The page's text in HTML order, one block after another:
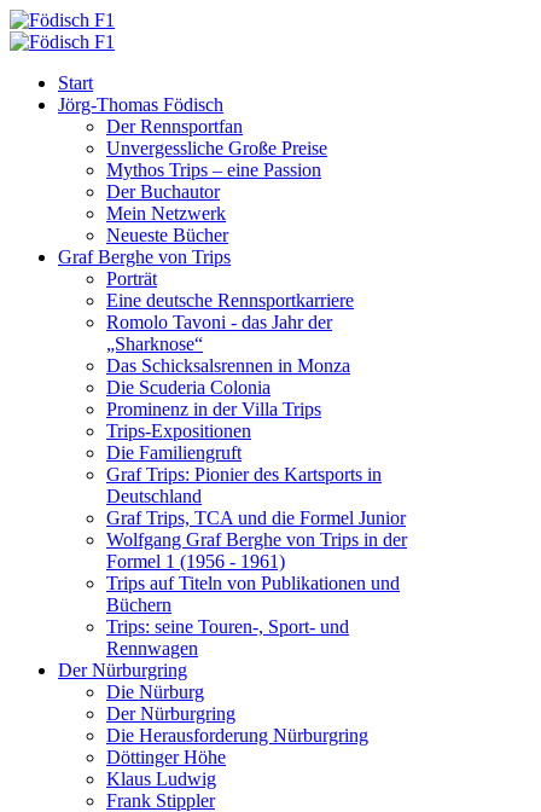
Start
Jörg-Thomas Födisch
Der Rennsportfan
Unvergessliche Große Preise
Mythos Trips – eine Passion
Der Buchautor
Mein Netzwerk
Neueste Bücher
Graf Berghe von Trips
Porträt
Eine deutsche Rennsportkarriere
Romolo Tavoni - das Jahr der
„Sharknose“
Das Schicksalsrennen in Monza
Die Scuderia Colonia
Prominenz in der Villa Trips
Trips-Expositionen
Die Familiengruft
Graf Trips: Pionier des Kartsports in
Deutschland
Graf Trips, TCA und die Formel Junior
Wolfgang Graf Berghe von Trips in der
Formel 1 (1956 - 1961)
Trips auf Titeln von Publikationen und
Büchern
Trips: seine Touren-, Sport- und
Rennwagen
Der Nürburgring
Die Nürburg
Der Nürburgring
Die Herausforderung Nürburgring
Döttinger Höhe
Klaus Ludwig
Frank Stippler